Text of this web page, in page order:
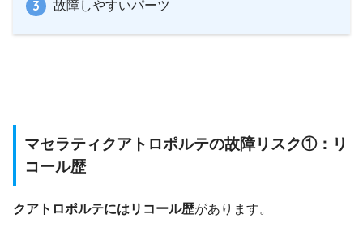
故障しやすいパーツ
マセラティクアトロポルテの故障リスク①：リ
コール歴
クアトロポルテにはリコール歴があります。